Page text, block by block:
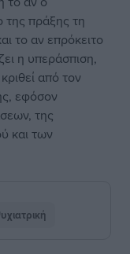
της πράξης τη
το αν επρόκειτο
η υπεράσπιση,
από τον
εφόσον
της
και των